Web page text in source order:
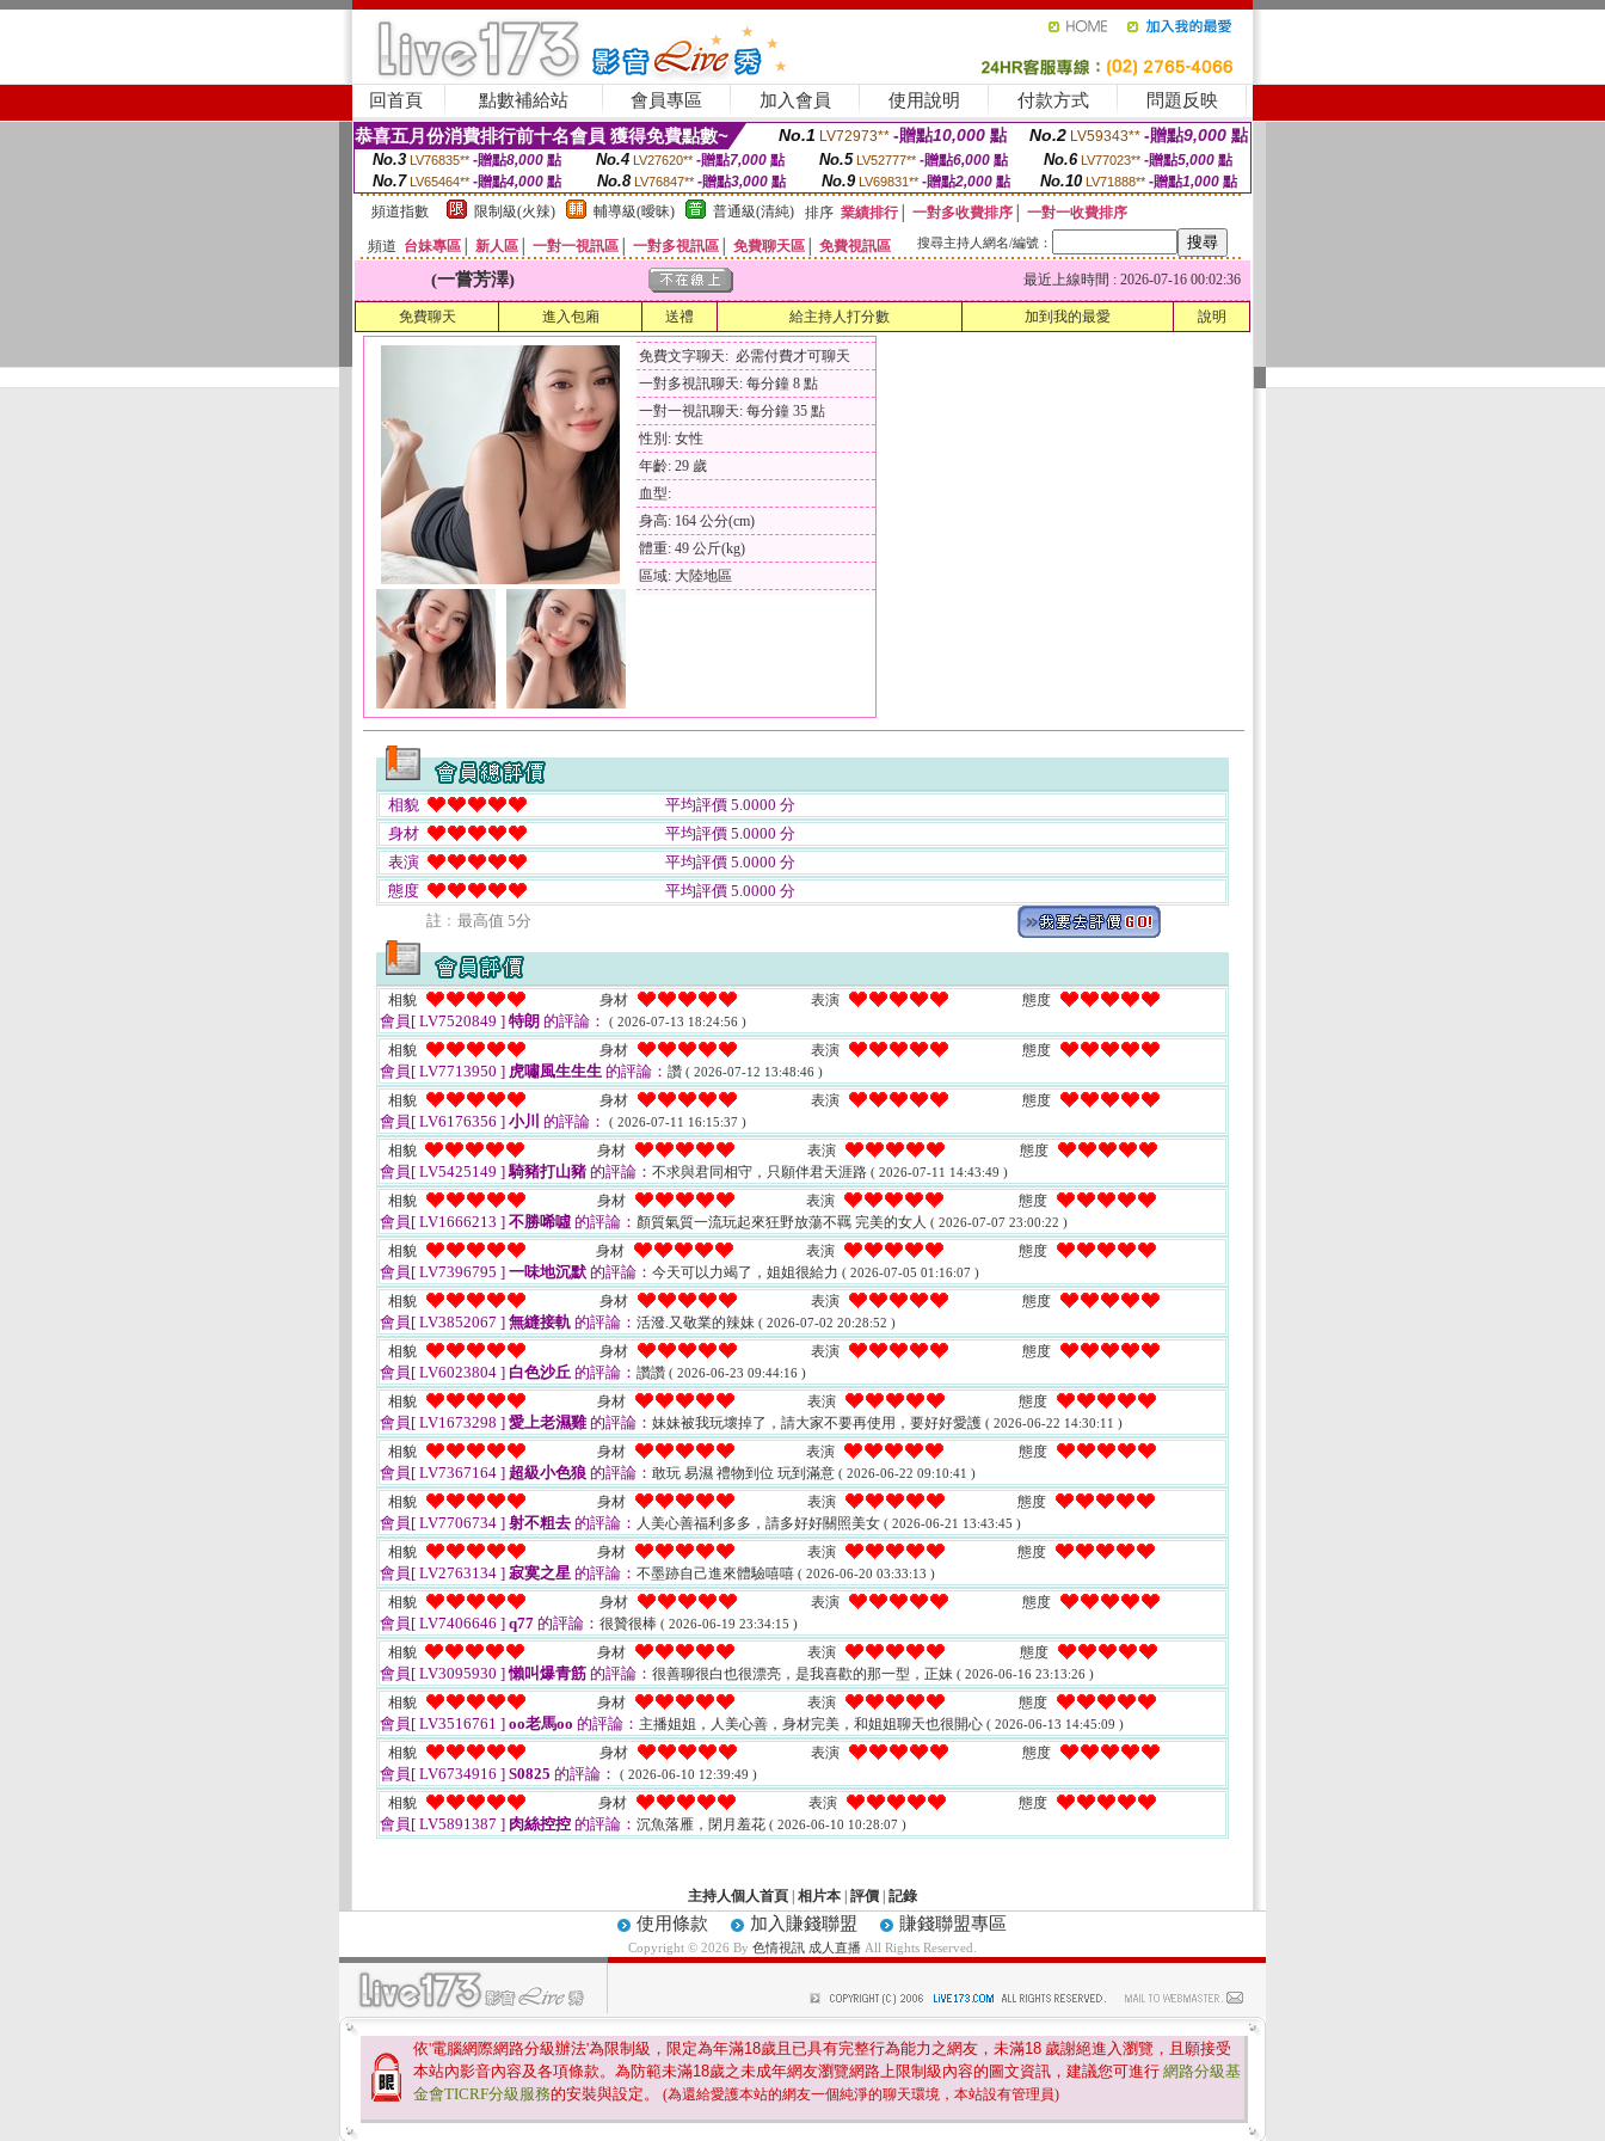
回首頁 點數補給站 會員專區 加入會員 使用說明 付款方式 問題反映
恭喜五月份消費排行前十名會員 獲得免費點數~ No.1 LV72973** -贈點10,000 點 No.2 LV59343** -贈點9,000 點
No.3 LV76835** -贈點8,000點 No.4 LV27620** -贈點7,000點 No.5 LV52777** -贈點6,000點 No.6 LV77023** -贈點5,000點
No.7 LV65464** -贈點4,000 點 No.8 LV76847** -贈點3,000 點 No.9 LV69831** -贈點2,000點 No.10 LV71888** -贈點1,000 點
頻道指數
限制級(火辣) 輔導級(曖昧) 普通級(清純) 排序 業績排行│ 一對多收費排序
一對一收費排序
頻道 台妹專區 新人區 一對一視訊區 一對多視訊區 免費聊天區 免費視訊區 搜尋主持人網名/編號：
(一嘗芳澤) 最近上線時間 : 2026-07-16 00:02:36
免費聊天 進入包廂 送禮 給主持人打分數 加到我的最愛 說明
免費文字聊天: 必需付費才可聊天
一對多視訊聊天: 每分鐘 8 點
一對一視訊聊天: 每分鐘 35 點
性別: 女性
年齡: 29 歲
血型:
身高: 164 公分(cm)
體重: 49 公斤(kg)
區域: 大陸地區
相貌
平均評價 5.0000 分
身材
平均評價 5.0000 分
表演
平均評價 5.0000 分
態度
平均評價 5.0000 分
註﹕最高值 5分
相貌 身材 表演 態度
會員[ LV7520849 ] 特朗 的評論： ( 2026-07-13 18:24:56 )
相貌 身材 表演 態度
會員[ LV7713950 ] 虎嘯風生生生 的評論： 讚 ( 2026-07-12 13:48:46 )
相貌 身材 表演 態度
會員[ LV6176356 ] 小川 的評論： ( 2026-07-11 16:15:37 )
相貌 身材 表演 態度
會員[ LV5425149 ]騎豬打山豬 的評論： 不求與君同相守，只願伴君天涯路 ( 2026-07-11 14:43:49 )
相貌 身材 表演 態度
會員[ LV1666213 ] 不勝唏噓 的評論： 顏質氣質一流玩起來狂野放蕩不羈 完美的女人 ( 2026-07-07 23:00:22 )
相貌 身材 表演 態度
會員[ LV7396795 ] 一味地沉默 的評論： 今天可以力竭了，姐姐很給力 ( 2026-07-05 01:16:07 )
相貌 身材 表演 態度
會員[ LV3852067 ] 無縫接軌 的評論： 活潑.又敬業的辣妹 ( 2026-07-02 20:28:52 )
相貌 身材 表演 態度
會員[ LV6023804 ] 白色沙丘 的評論： 讚讚 ( 2026-06-23 09:44:16 )
相貌 身材 表演 態度
會員[ LV1673298 ] 愛上老濕雞的評論： 妹妹被我玩壞掉了，請大家不要再使用，要好好愛護 ( 2026-06-22 14:30:11 )
相貌 身材 表演 態度
會員[ LV7367164 ] 超級小色狼 的評論： 敢玩 易濕 禮物到位 玩到滿意 ( 2026-06-22 09:10:41 )
相貌 身材 表演 態度
會員[ LV7706734 ] 射不粗去 的評論： 人美心善福利多多，請多好好關照美女 ( 2026-06-21 13:43:45 )
相貌 身材 表演 態度
會員[ LV2763134 ] 寂寞之星 的評論： 不墨跡自己進來體驗嘻嘻 ( 2026-06-20 03:33:13 )
相貌 身材 表演 態度
會員[ LV7406646 ] q77 的評論： 很贊很棒 ( 2026-06-19 23:34:15 )
相貌 身材 表演 態度
會員[ LV3095930 ]懶叫爆青筋 的評論： 很善聊很白也很漂亮，是我喜歡的那一型，正妹 ( 2026-06-16 23:13:26 )
相貌 身材 表演 態度
會員[ LV3516761 ] oo老馬oo 的評論： 主播姐姐，人美心善，身材完美，和姐姐聊天也很開心 ( 2026-06-13 14:45:09 )
相貌 身材 表演 態度
會員[ LV6734916 ] S0825 的評論： ( 2026-06-10 12:39:49 )
相貌 身材 表演 態度
會員[ LV5891387 ] 肉絲控控 的評論： 沉魚落雁，閉月羞花 ( 2026-06-10 10:28:07 )
主持人個人首頁 相片本 評價 記錄
使用條款 加入賺錢聯盟 賺錢聯盟專區
Copyright © 2026 By 色情視訊 成人直播 All Rights Reserved.
依'電腦網際網路分級辦法'為限制級，限定為年滿18歲且已具有完整行為能力之網友，未滿18 歲謝絕進入瀏覽，且願接受
本站內影音內容及各項條款。為防範未滿18歲之未成年網友瀏覽網路上限制級內容的圖文資訊，建議您可進行 網路分級基
金會TICRF分級服務的安裝與設定。 (為還給愛護本站的網友一個純淨的聊天環境，本站設有管理員)